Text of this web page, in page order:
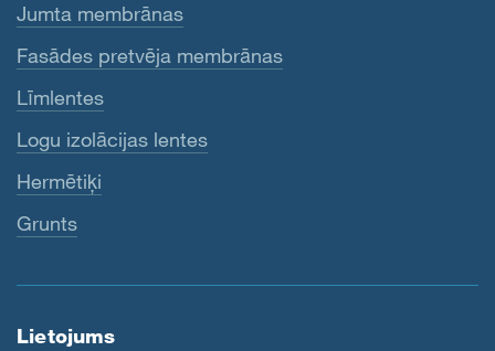
Jumta membrānas
Fasādes pretvēja membrānas
Līmlentes
Logu izolācijas lentes
Hermētiķi
Grunts
Lietojums